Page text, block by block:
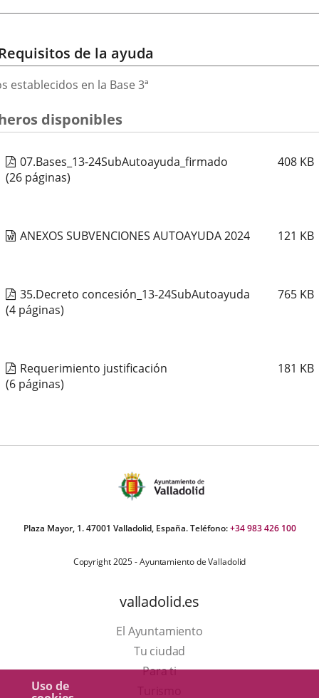
Uso de
de la ayuda
establecidos en la Base 3ª
disponibles
07.Bases_13-24SubAutoayuda_firmado 408 KB
(26 páginas)
ANEXOS SUBVENCIONES AUTOAYUDA 2024 121 KB
35.Decreto concesión_13-24SubAutoayuda 765 KB
(4 páginas)
Requerimiento justificación 181 KB
(6 páginas)
Plaza Mayor, 1. 47001 Valladolid, España. Teléfono:+34 983 426 100
Copyright 2025 - Ayuntamiento de Valladolid
valladolid.es
El Ayuntamiento
Tu ciudad
Para ti